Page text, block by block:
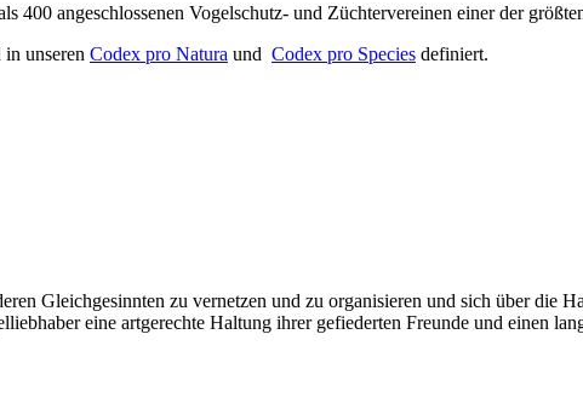
400 angeschlossenen Vogelschutz- und Züchtervereinen einer der
unseren Codex pro Natura und Codex pro Species definiert.
Gleichgesinnten zu vernetzen und zu organisieren und sich über
eine artgerechte Haltung ihrer gefiederten Freunde und einen